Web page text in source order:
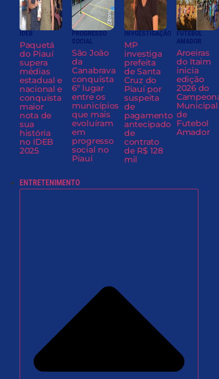
IDEB
Paquetá
do Piauí
supera
médias
estadual e
nacional e
conquista
maior
nota de
sua
história
no IDEB
2025
PROGRESSO
SOCIAL
São João
da
Canabrava
conquista
6º lugar
entre os
municípios
que mais
evoluíram
em
progresso
social no
Piauí
INVGESTIGAÇÃO
MP
investiga
prefeita
de Santa
Cruz do
Piauí por
suspeita
de
pagamento
antecipado
de
contrato
de R$ 128
mil
FUTEBOL
AMADOR
Aroeiras
do Itaim
inicia
edição
2026 do
Municipal
de
Futebol
Amador
ENTRETENIMENTO